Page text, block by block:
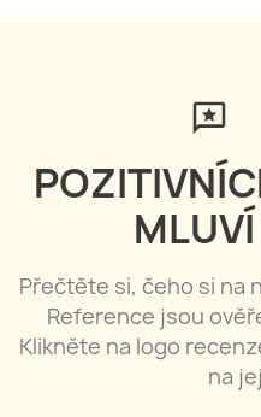
Přečtěte si, čeho si na
Reference jsou
Klikněte na logo
na